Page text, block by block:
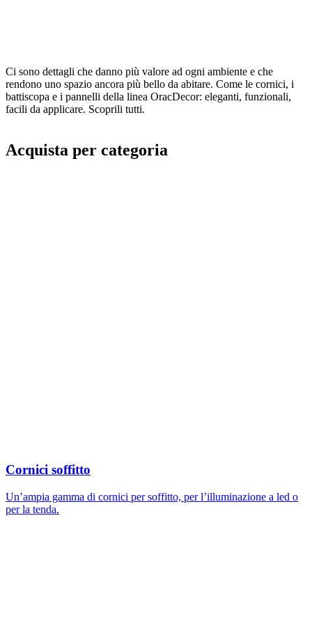
Ci sono dettagli che danno più valore ad ogni ambiente e che
rendono uno spazio ancora più bello da abitare. Come le cornici, i
battiscopa e i pannelli della linea OracDecor: eleganti, funzionali,
facili da applicare. Scoprili tutti.
Acquista per categoria
Cornici soffitto
Un’ampia gamma di cornici per soffitto, per l’illuminazione a led o
per la tenda.